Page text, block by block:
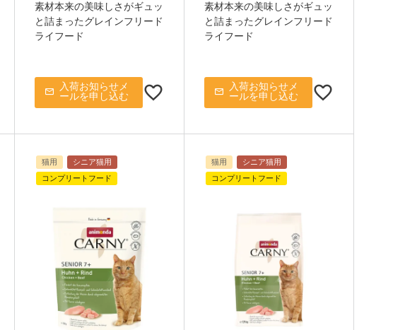
素材本来の美味しさがギュッ
と詰まったグレインフリード
ライフード
入荷お知らせメ
ールを申し込む
素材本来の美味しさがギュッ
と詰まったグレインフリード
ライフード
入荷お知らせメ
ールを申し込む
猫用
シニア猫用
コンプリートフード
猫用
シニア猫用
コンプリートフード